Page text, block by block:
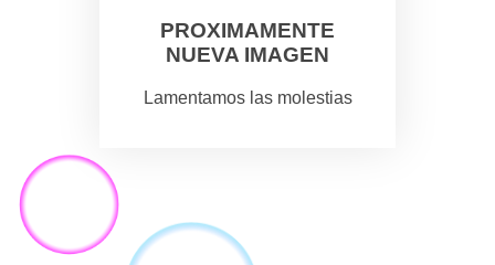
PROXIMAMENTE
NUEVA IMAGEN
Lamentamos las molestias